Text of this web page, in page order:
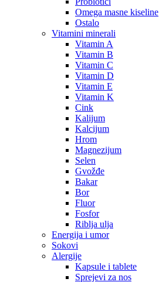
Omega masne kiseline
Ostalo
Vitamini minerali
Vitamin A
Vitamin B
Vitamin C
Vitamin D
Vitamin E
Vitamin K
Cink
Kalijum
Kalcijum
Hrom
Magnezijum
Selen
Gvožđe
Bakar
Bor
Fluor
Fosfor
Riblja ulja
Energija i umor
Sokovi
Alergije
Kapsule i tablete
Sprejevi za nos